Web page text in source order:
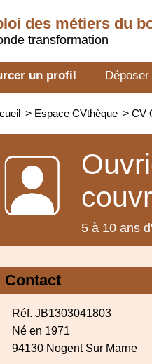
des métiers du
transformation
un profil
> Espace CVthèque > CV
5 à 10 ans
Contact
Réf. JB1303041803
Né en 1971
94130 Nogent Sur Marne